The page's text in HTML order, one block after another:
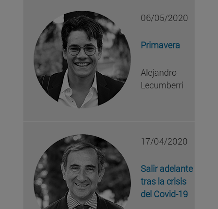
06/05/2020
Primavera
Alejandro
Lecumberri
17/04/2020
Salir adelante
tras la crisis
del Covid-19